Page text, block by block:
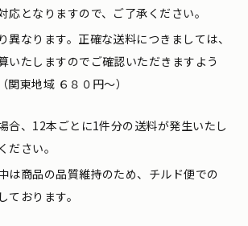
応となりますので、ご了承ください。
異なります。正確な送料につきましては、
いたしますのでご確認いただきますよう
関東地域 ６８０円〜）
合、12本ごとに1件分の送料が発生いたし
ださい。
は商品の品質維持のため、チルド便での
ております。